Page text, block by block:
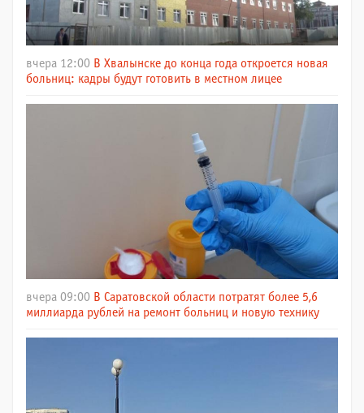
вчера 12:00 В Хвалынске до конца года откроется новая
больниц: кадры будут готовить в местном лицее
вчера 09:00 В Саратовской области потратят более 5,6
миллиарда рублей на ремонт больниц и новую технику